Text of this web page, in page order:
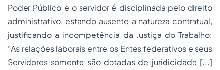
Poder Público e o servidor é disciplinada pelo direito
administrativo, estando ausente a natureza contratual,
justificando a incompetência da Justiça do Trabalho:
“As relações laborais entre os Entes federativos e seus
Servidores somente são dotadas de juridicidade [...]